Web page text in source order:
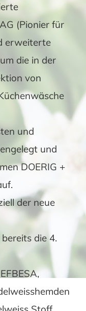
(Pionier für
erweiterte
die in der
von
und
und
DOERIG +
der neue
die 4.